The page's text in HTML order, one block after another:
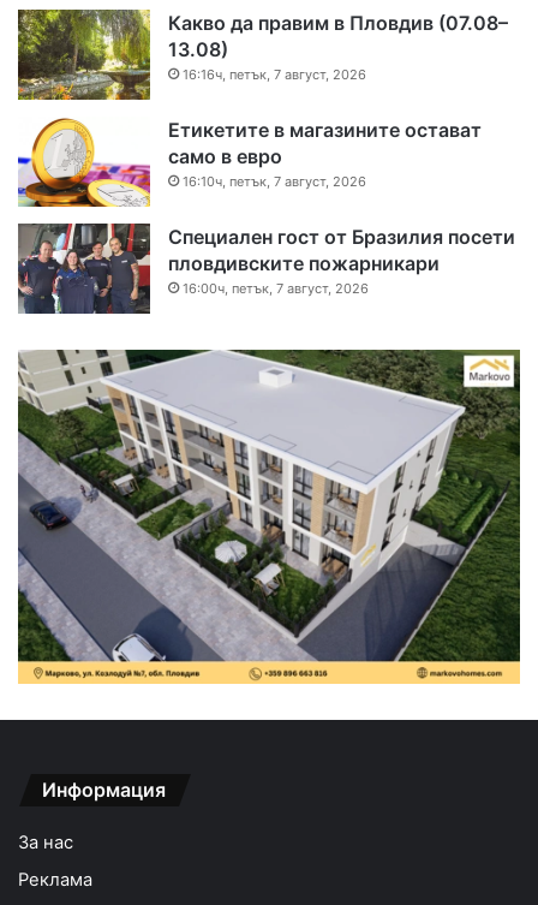
Какво да правим в Пловдив (07.08–
13.08)
16:16ч, петък, 7 август, 2026
Етикетите в магазините остават
само в евро
16:10ч, петък, 7 август, 2026
Специален гост от Бразилия посети
пловдивските пожарникари
16:00ч, петък, 7 август, 2026
Информация
За нас
Реклама